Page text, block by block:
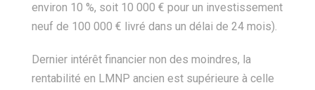
environ 10 %, soit 10 000 € pour un investissement
neuf de 100 000 € livré dans un délai de 24 mois).
Dernier intérêt financier non des moindres, la
rentabilité en LMNP ancien est supérieure à celle